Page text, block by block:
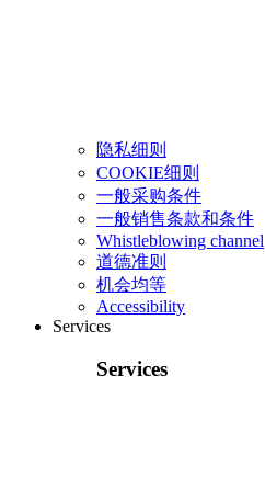
隐私细则
COOKIE细则
一般采购条件
一般销售条款和条件
Whistleblowing channel
道德准则
机会均等
Accessibility
Services
Services